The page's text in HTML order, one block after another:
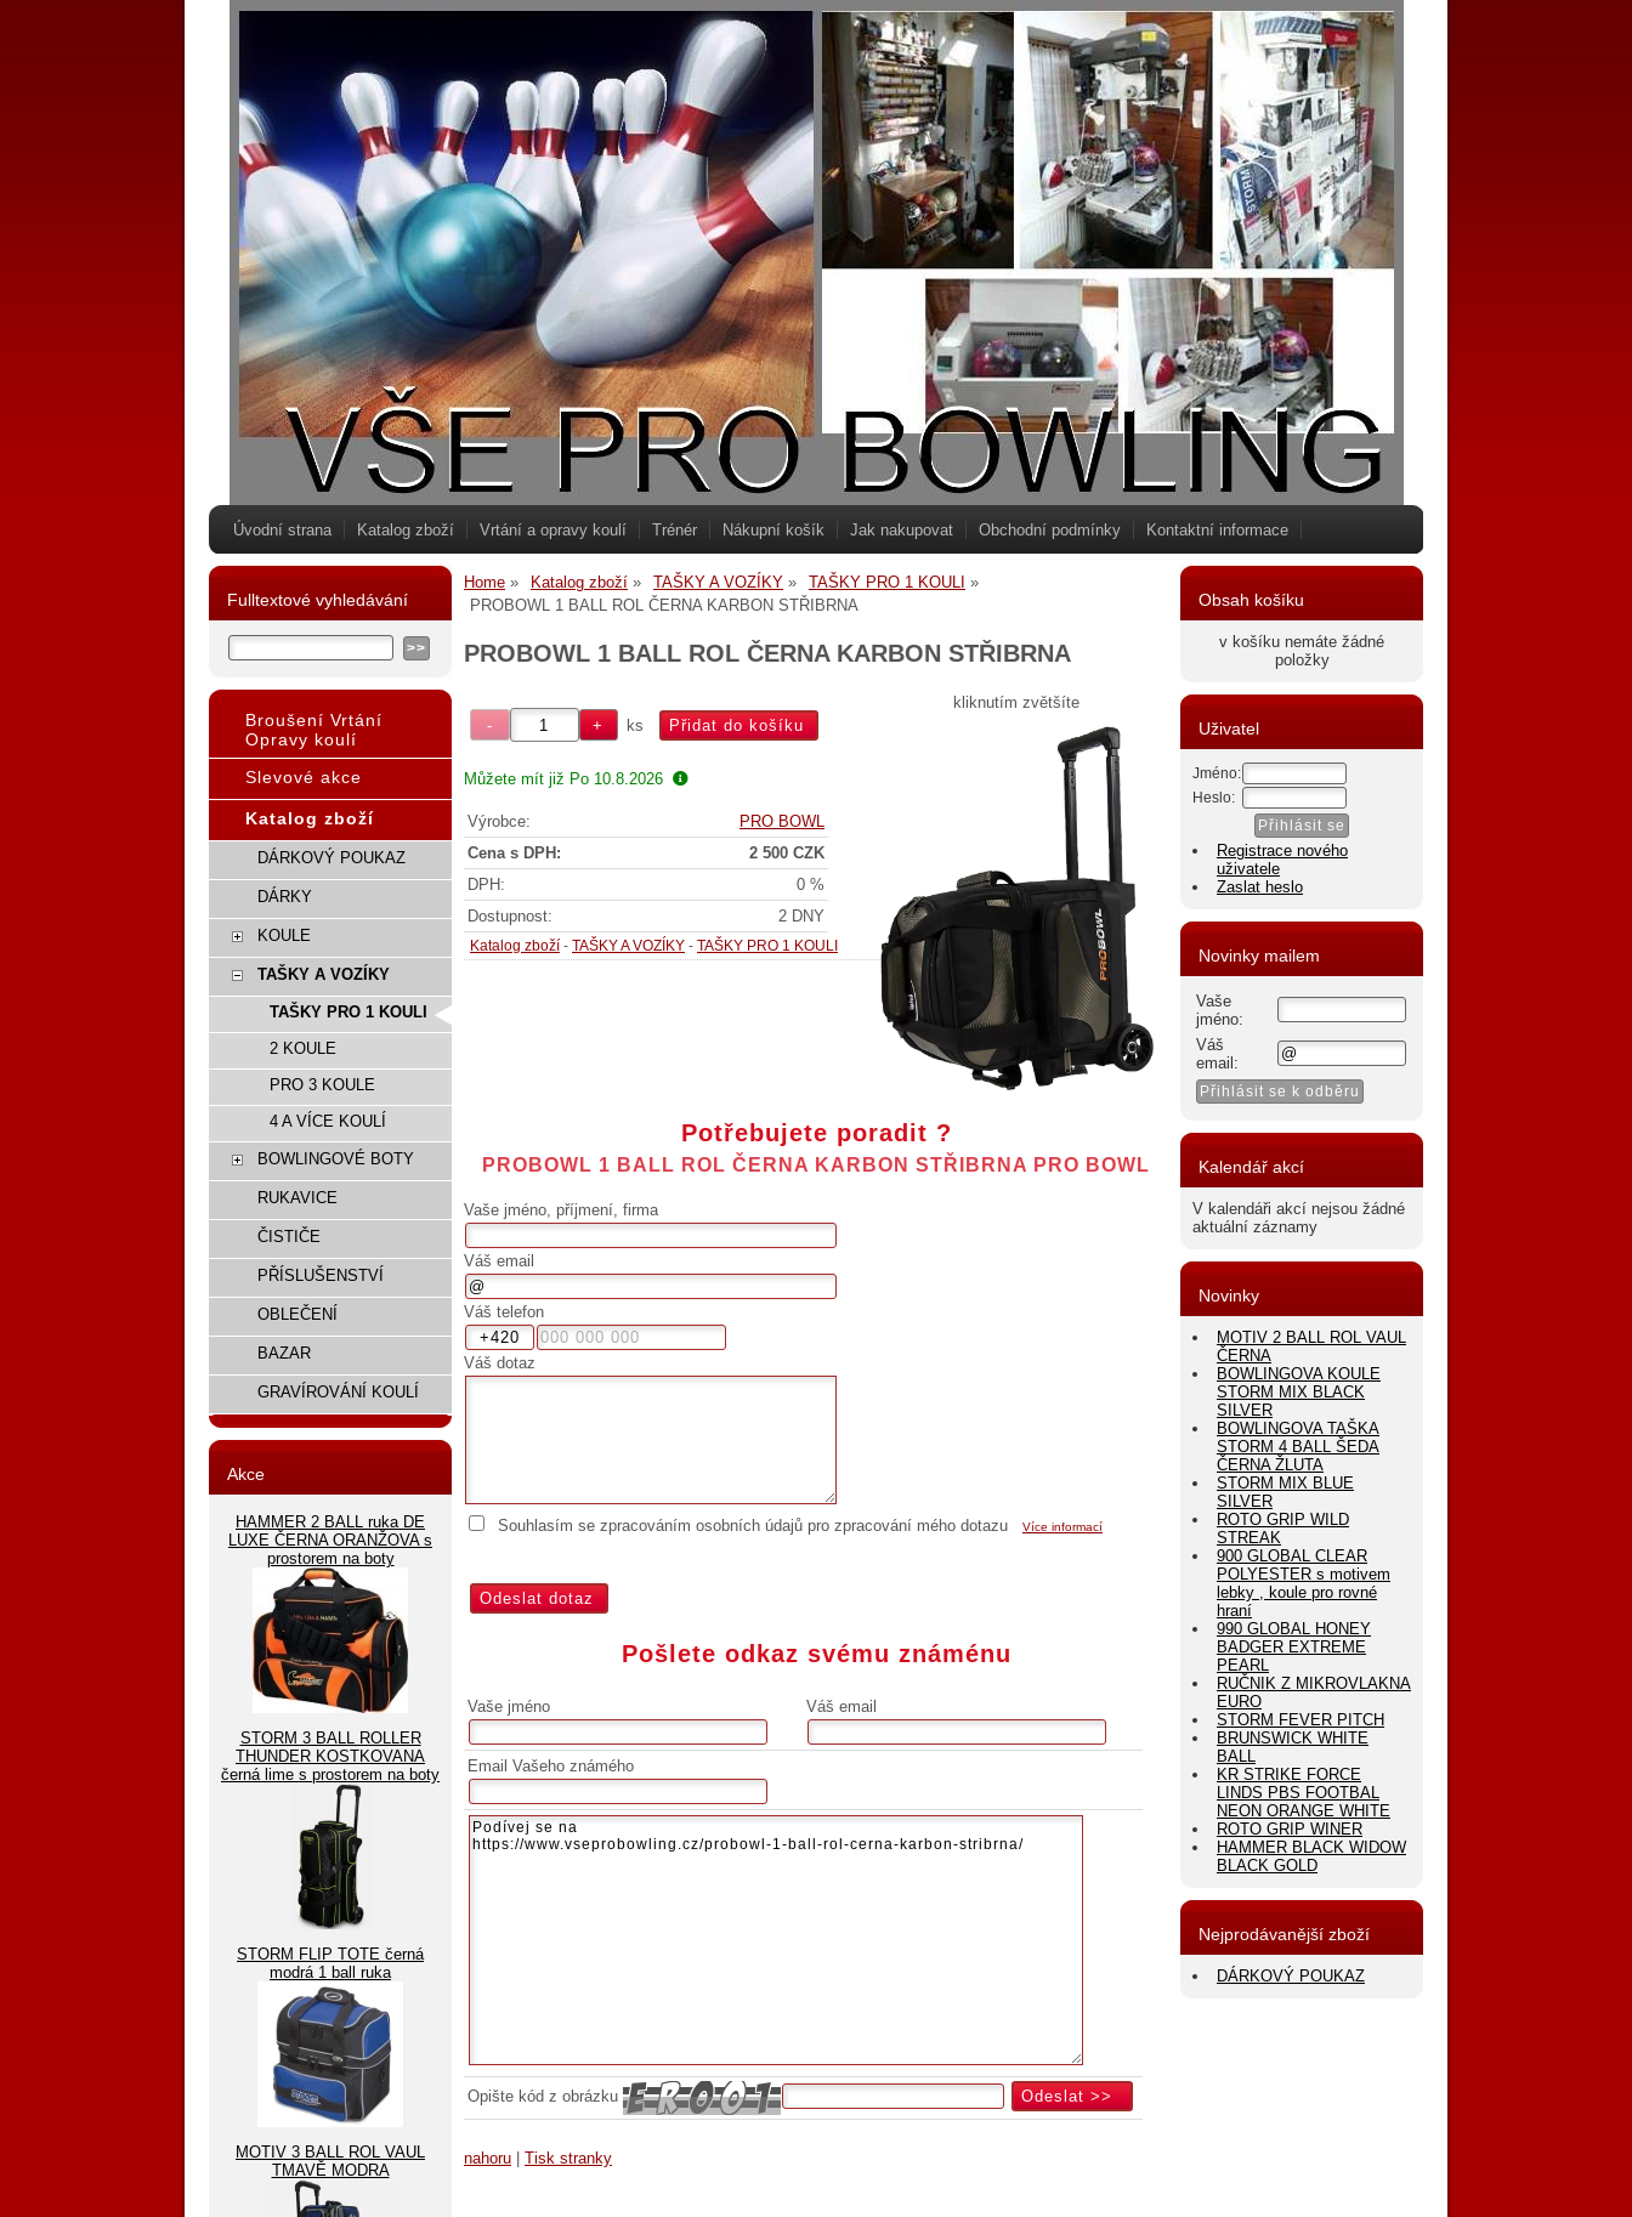
Úvodní strana Katalog zboží Vrtání a opravy koulí Trénér Nákupní košík Jak nakupovat Obchodní podmínky Kontaktní informace
Home Katalog zboží TAŠKY A VOZÍKY
TAŠKY PRO 1 KOULI
PROBOWL 1 BALL ROL ČERNA KARBON STŘIBRNA
PROBOWL 1 BALL ROL ČERNA KARBON STŘIBRNA
kliknutím zvětšíte
ks
Můžete mít již Po 10.8.2026
Výrobce:
PRO BOWL
Cena s DPH:
2 500 CZK
DPH:
0 %
Dostupnost:
2 DNY
Katalog zboží - TAŠKY A VOZÍKY - TAŠKY PRO 1 KOULI
Potřebujete poradit ?
PROBOWL 1 BALL ROL ČERNA KARBON STŘIBRNA PRO BOWL
Vaše jméno, příjmení, firma
Váš email
Váš telefon
Váš dotaz
Souhlasím se zpracováním osobních údajů pro zpracování mého dotazu Více informací
Pošlete odkaz svému známénu
Vaše jméno Váš email
Email Vašeho známého
Opište kód z obrázku
nahoru Tisk stranky
Fulltextové vyhledávání
Broušení Vrtání
Opravy koulí
Slevové akce
Katalog zboží
DÁRKOVÝ POUKAZ
DÁRKY
KOULE
TAŠKY A VOZÍKY
TAŠKY PRO 1 KOULI
2 KOULE
PRO 3 KOULE
4 A VÍCE KOULÍ
BOWLINGOVÉ BOTY
RUKAVICE
ČISTIČE
PŘÍSLUŠENSTVÍ
OBLEČENÍ
BAZAR
GRAVÍROVÁNÍ KOULÍ
Akce
HAMMER 2 BALL ruka DE
LUXE ČERNA ORANŽOVA s
prostorem na boty
STORM 3 BALL ROLLER
THUNDER KOSTKOVANA
černá lime s prostorem na boty
STORM FLIP TOTE černá
modrá 1 ball ruka
MOTIV 3 BALL ROL VAUL
TMAVĚ MODRA
Obsah košíku
v košíku nemáte žádné
položky
Uživatel
Jméno:
Heslo:
Registrace nového
uživatele
Zaslat heslo
Novinky mailem
Vaše
jméno:
Váš
email:
Kalendář akcí
V kalendáři akcí nejsou žádné
aktuální záznamy
Novinky
MOTIV 2 BALL ROL VAUL
ČERNA
BOWLINGOVA KOULE
STORM MIX BLACK
SILVER
BOWLINGOVA TAŠKA
STORM 4 BALL ŠEDA
ČERNA ŽLUTA
STORM MIX BLUE
SILVER
ROTO GRIP WILD
STREAK
900 GLOBAL CLEAR
POLYESTER s motivem
lebky , koule pro rovné
hraní
990 GLOBAL HONEY
BADGER EXTREME
PEARL
RUČNIK Z MIKROVLAKNA
EURO
STORM FEVER PITCH
BRUNSWICK WHITE
BALL
KR STRIKE FORCE
LINDS PBS FOOTBAL
NEON ORANGE WHITE
ROTO GRIP WINER
HAMMER BLACK WIDOW
BLACK GOLD
Nejprodávanější zboží
DÁRKOVÝ POUKAZ